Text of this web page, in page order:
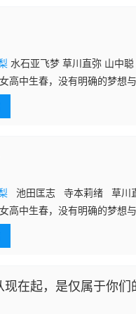
雨的同名原著漫画。
水石亚飞梦 草川直弥 山中
高中生春，没有明确的梦想
一位来访的男生理央——他外
被理央深
池田匡志 寺本莉绪 草
高中生春，没有明确的梦想
一位来访的男生理央——他外
被理央深深吸引，甚至一时
一起睡在同一张床上，也会
同名原著漫画。
现在起，是仅属于你们